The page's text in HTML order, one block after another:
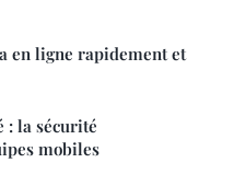
en ligne rapidement et
: la sécurité
mobiles